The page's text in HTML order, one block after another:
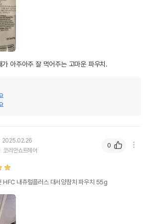
아주아주 잘 먹어주는 고마운 파우치.
2025.02.26
코리안쇼트헤어
내츄럴플러스 대서양참치 파우치 55g
0